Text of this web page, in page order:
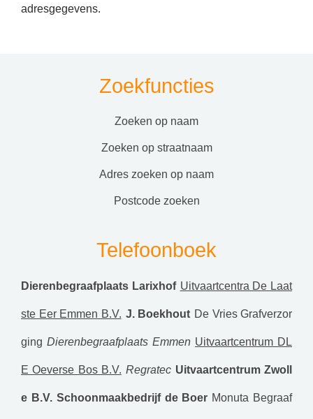
adresgegevens.
Zoekfuncties
zoeken op naam
zoeken op straatnaam
adres zoeken op naam
postcode zoeken
Telefoonboek
Dierenbegraafplaats Larixhof Uitvaartcentra De Laat
ste Eer Emmen B.V. J. Boekhout De Vries Grafverzor
ging Dierenbegraafplaats Emmen Uitvaartcentrum DL
E Oeverse Bos B.V. Regratec Uitvaartcentrum Zwoll
e B.V. Schoonmaakbedrijf de Boer Monuta Begraaf